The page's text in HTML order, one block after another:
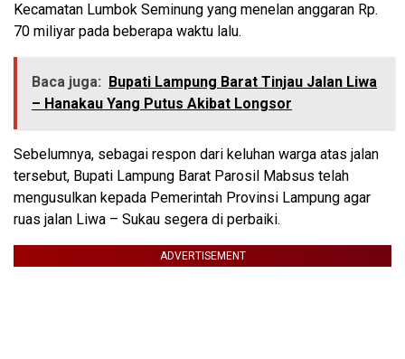
Kecamatan Lumbok Seminung yang menelan anggaran Rp.
70 miliyar pada beberapa waktu lalu.
Baca juga:
Bupati Lampung Barat Tinjau Jalan Liwa
– Hanakau Yang Putus Akibat Longsor
Sebelumnya, sebagai respon dari keluhan warga atas jalan
tersebut, Bupati Lampung Barat Parosil Mabsus telah
mengusulkan kepada Pemerintah Provinsi Lampung agar
ruas jalan Liwa – Sukau segera di perbaiki.
ADVERTISEMENT